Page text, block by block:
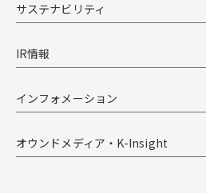
サステナビリティ
IR情報
インフォメーション
オウンドメディア・K-Insight